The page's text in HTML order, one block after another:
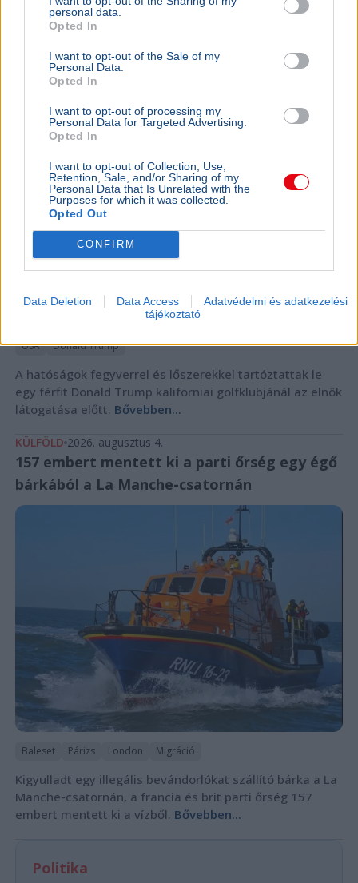
personal data.
Opted In
I want to opt-out of the Sale of my
Personal Data.
Opted In
I want to opt-out of processing my
Personal Data for Targeted Advertising.
Opted In
I want to opt-out of Collection, Use,
Retention, Sale, and/or Sharing of my
Personal Data that Is Unrelated with the
Purposes for which it was collected.
Opted Out
CONFIRM
Data Deletion Data Access
Adatvédelmi és adatkezelési
tájékoztató
Bővebben...
Letartóztattak egy fegyveres férfit Trump
látogatása előtt Kaliforniában
USA Donald Trump
A hatóságok fegyverrel és lőszerekkel tartóztattak le
egy férfit Donald Trump kaliforniai golfklubjánál az elnök
látogatása előtt. Bővebben...
KÜLFÖLD 2026. augusztus 4.
157 embert mentett ki a parti őrség egy égő
bárkából a La Manche-csatornán
Baleset Párizs London Migráció
Kigyulladt egy illegális bevándorlókat szállító bárka a La
Manche-csatornán, a francia és brit parti őrség 157
embert mentett ki a vízből. Bővebben...
Politika